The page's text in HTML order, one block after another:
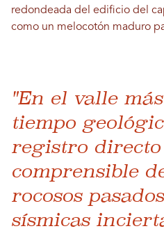
redondeada del edificio del
como un melocotón maduro
"En el valle
tiempo
registro
comprensible
rocosos
sísmicas